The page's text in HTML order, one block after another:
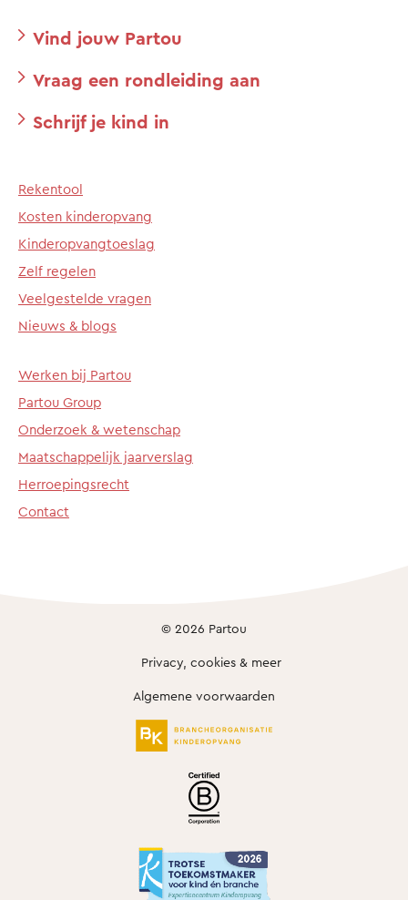
Vind jouw Partou
Vraag een rondleiding aan
Schrijf je kind in
Rekentool
Kosten kinderopvang
Kinderopvangtoeslag
Zelf regelen
Veelgestelde vragen
Nieuws & blogs
Werken bij Partou
Partou Group
Onderzoek & wetenschap
Maatschappelijk jaarverslag
Herroepingsrecht
Contact
© 2026 Partou
Privacy, cookies & meer
Algemene voorwaarden